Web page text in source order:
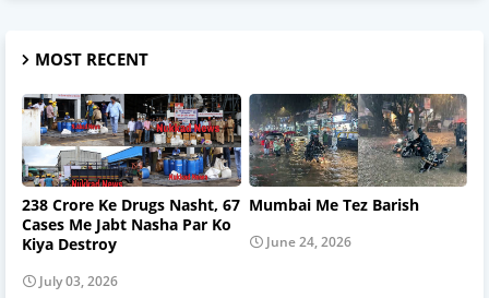
MOST RECENT
238 Crore Ke Drugs Nasht, 67
Cases Me Jabt Nasha Par Ko
Kiya Destroy
July 03, 2026
Mumbai Me Tez Barish
June 24, 2026